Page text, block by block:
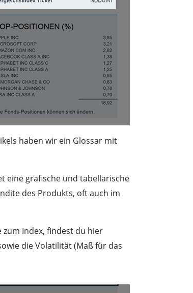
haben wir ein Glossar mit
eine grafische und tabellarische
des Produkts, oft auch im
zum Index, findest du hier
die Volatilität (Maß für das